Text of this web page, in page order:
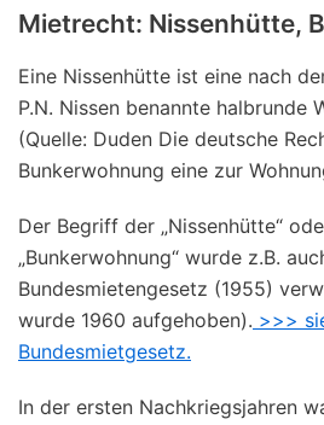
Mietrecht: Nissenhütte,
Eine Nissenhütte ist eine nach
P.N. Nissen benannte halbrunde
(Quelle: Duden Die deutsche
Bunkerwohnung eine zur
Der Begriff der „Nissenhütte“
„Bunkerwohnung“ wurde z.B.
Bundesmietengesetz (1955)
wurde 1960 aufgehoben). >>>
Bundesmietgesetz.
In der ersten Nachkriegsjahren